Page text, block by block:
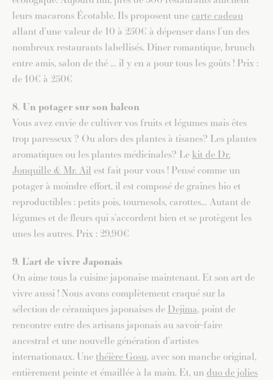
leurs macarons Écotable. Ils proposent unecarte cadeau
allant d’une valeur de 10 à 250€ à dépenser dans l’un des
nombreux restaurants labellisés. Dîner romantique, brunch
entre amis, salon de thé … il y en a pour tous les goûts ! Prix :
de 10€ à 250€
8. Un potager sur son balcon
Vous avez envie de cultiver vos fruits et légumes mais êtes
trop paresseux ? Ou alors des plantes à tisanes? Les plantes
aromatiques ou les plantes médicinales? Le kit de Dr.
Jonquille & Mr. Ail est fait pour vous ! Pensé comme un
potager à moindre effort, il est composé de graines bio et
reproductibles : petits pois, tournesols, carottes… Autant de
légumes et de fleurs qui s’accordent bien et se protègent les
unes les autres. Prix : 29,90€
9. L’art de vivre Japonais
On aime tous la cuisine japonaise maintenant. Et son art de
vivre aussi ! Nous avons complètement craqué sur la
sélection de céramiques japonaises de Dejima, point de
rencontre entre des artisans japonais au savoir-faire
ancestral et une nouvelle génération d’artistes
internationaux. Une théière Gosu, avec son manche original,
entièrement peinte et émaillée à la main. Et, un duo de jolies